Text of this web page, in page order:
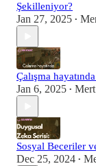
Şekilleniyor?
Jan 27, 2025 •
Çalışma
Jan 6, 2025 •
Sosyal Beceriler
Dec 25, 2024 •